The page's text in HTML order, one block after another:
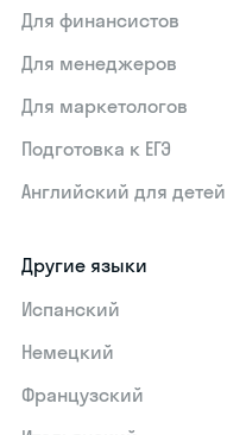
Для финансистов
Для менеджеров
Для маркетологов
Подготовка к ЕГЭ
Английский для детей
Другие языки
Испанский
Немецкий
Французский